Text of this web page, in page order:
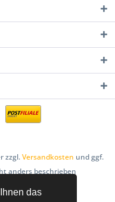
das
zzgl.Versandkosten und ggf.
anders beschrieben
Datenschutz